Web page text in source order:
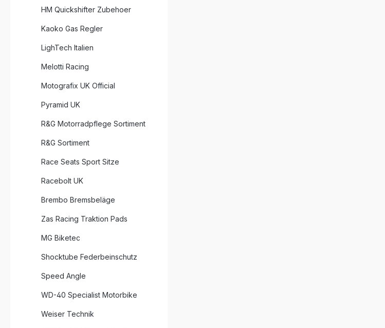
HM Quickshifter Zubehoer
Kaoko Gas Regler
LighTech Italien
Melotti Racing
Motografix UK Official
Pyramid UK
R&G Motorradpflege Sortiment
R&G Sortiment
Race Seats Sport Sitze
Racebolt UK
Brembo Bremsbeläge
Zas Racing Traktion Pads
MG Biketec
Shocktube Federbeinschutz
Speed Angle
WD-40 Specialist Motorbike
Weiser Technik